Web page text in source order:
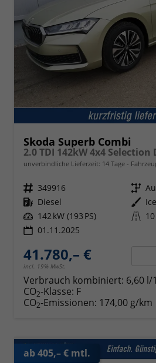
Skoda Superb Combi
unverbindliche Lieferzeit: 14 Tage
Fahrzeugnr. 349916 Getriebe
Kraftstoff Diesel Außenfarbe
Leistung 142 kW (193 PS) Kilometerstand
01.11.2025
41.780,– €
incl. 19% MwSt.
Verbrauch kombiniert: 6,60 l/
CO2-Klasse: F
CO2-Emissionen: 174,00 g/km
ab 405,– € mtl.